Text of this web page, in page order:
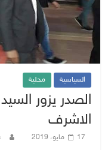
السياسية محلية
الصدر يزور
الاشرف
17 مايو، 2019